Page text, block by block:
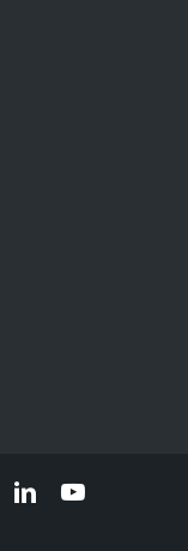
linkedinyoutube